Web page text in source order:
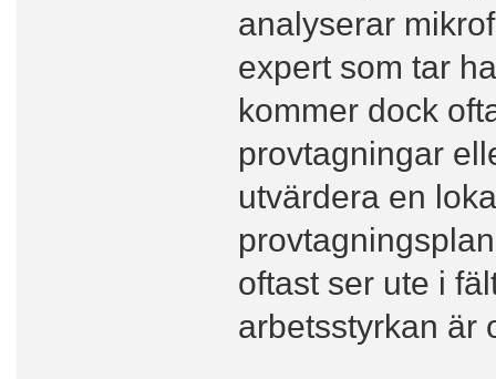
analyserar
expert som tar
kommer dock
provtagningar
utvärdera en
oftast ser ute i
arbetsstyrkan är